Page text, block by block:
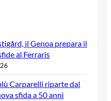
il Genoa prepara il
al Ferraris
Carparelli riparte dal
sfida a 50 anni